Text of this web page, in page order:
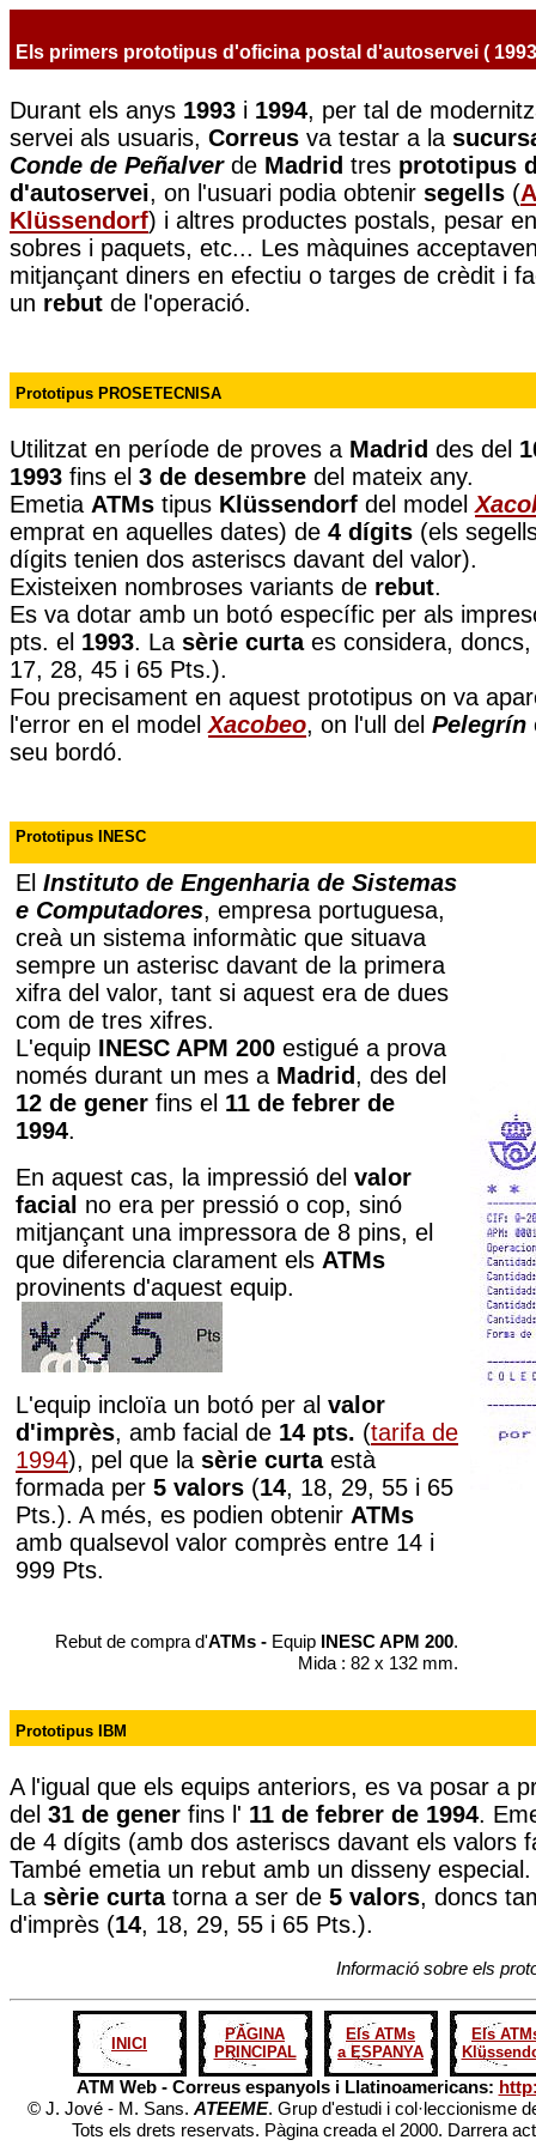
Els primers prototipus d'oficina postal d'autoservei ( 1993
Durant els anys 1993 i 1994, per tal de
servei als usuaris, Correus va testar a la
Conde de Peñalver de Madrid tres prototipus
d'autoservei, on l'usuari podia obtenir segells (
Klüssendorf) i altres productes postals, pesar
sobres i paquets, etc... Les màquines
mitjançant diners en efectiu o targes de crèdit i
un rebut de l'operació.
Prototipus PROSETECNISA
Utilitzat en període de proves a Madrid des del
1993 fins el 3 de desembre del mateix any.
Emetia ATMs tipus Klüssendorf del model
emprat en aquelles dates) de 4 dígits (els
dígits tenien dos asteriscs davant del valor).
Existeixen nombroses variants de rebut.
Es va dotar amb un botó específic per als
pts. el 1993. La sèrie curtaes considera,
17, 28, 45 i 65 Pts.).
Fou precisament en aquest prototipus on va
l'error en el model Xacobeo, on l'ull del Pelegrín
seu bordó.
Prototipus INESC
El Instituto de Engenharia de Sistemas
e Computadores, empresa portuguesa,
creà un sistema informàtic que situava
sempre un asterisc davant de la primera
xifra del valor, tant si aquest era de dues
com de tres xifres.
L'equip INESC APM 200 estigué a prova
només durant un mes a Madrid, des del
12 de gener fins el 11 de febrer de
1994.
En aquest cas, la impressió del valor
facial no era per pressió o cop, sinó
mitjançant una impressora de 8 pins, el
que diferencia clarament els ATMs
provinents d'aquest equip.
L'equip incloïa un botó per al valor
d'imprès, amb facial de 14 pts. (tarifa de
1994), pel que la sèrie curtaestà
formada per 5 valors (14, 18, 29, 55 i 65
Pts.). A més, es podien obtenir ATMs
amb qualsevol valor comprès entre 14 i
999 Pts.
Rebut de compra d'ATMs - Equip INESC APM 200.
Mida : 82 x 132 mm.
Prototipus IBM
A l'igual que els equips anteriors, es va posar a
del 31 de gener fins l' 11 de febrer de 1994.
de 4 dígits (amb dos asteriscs davant els valors
També emetia un rebut amb un disseny especial.
La sèrie curtatorna a ser de 5 valors, doncs
d'imprès (14, 18, 29, 55 i 65 Pts.).
Informació sobre els
INICI
PÀGINA
PRINCIPAL
Els ATMs
a ESPANYA
Els
ATM Web - Correus espanyols i Llatinoamericans:
© J. Jové - M. Sans. ATEEME. Grup d'estudi i col·leccionisme
Tots els drets reservats. Pàgina creada el 2000. Darrera